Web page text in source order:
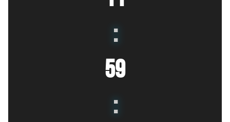
:
59
: